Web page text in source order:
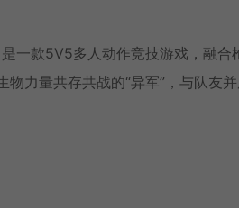
一款5V5多人动作竞技游戏，融
力量共存共战的“异军”，与队友